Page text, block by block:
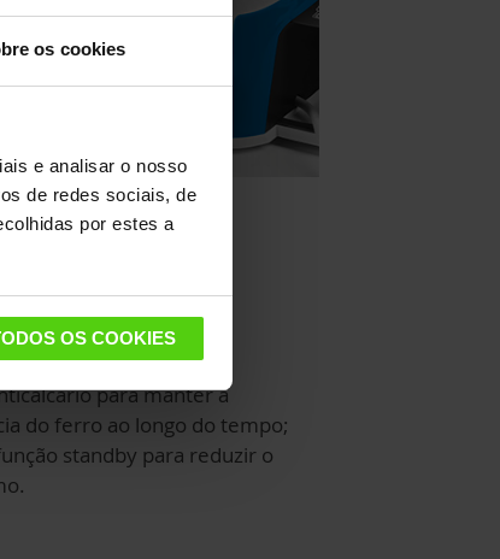
os cookies
e analisar o nosso
de redes sociais, de
por estes a
OS COOKIES
para durar e
para manter a
do ferro ao longo do tempo;
standby para reduzir o